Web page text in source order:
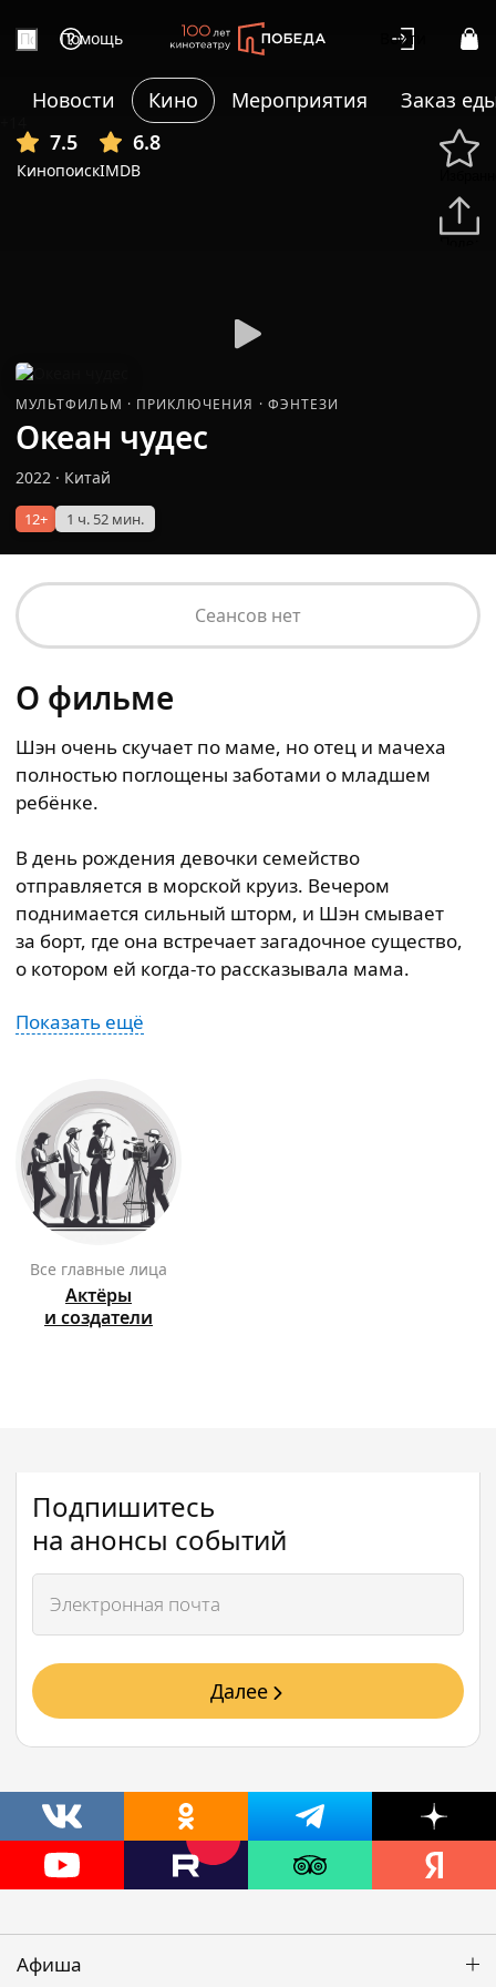
Помощь Войти
Новости Кино Мероприятия
Заказ
7.5
Кинопоиск
6.8
IMDB
МУЛЬТФИЛЬМ · ПРИКЛЮЧЕНИЯ · ФЭНТЕЗИ
Океан чудес
2022 · Китай
12+ 1 ч. 52 мин.
Сеансов нет
О фильме
Шэн очень скучает по маме, но отец и мачеха
полностью поглощены заботами о младшем
ребёнке.
В день рождения девочки семейство
отправляется в морской круиз. Вечером
поднимается сильный шторм, и Шэн смывает
за борт, где она встречает загадочное существо,
о котором ей когда‑то рассказывала мама.
Показать ещё
Все главные лица
Актёры
и создатели
Подпишитесь
на анонсы событий
Далее
Афиша